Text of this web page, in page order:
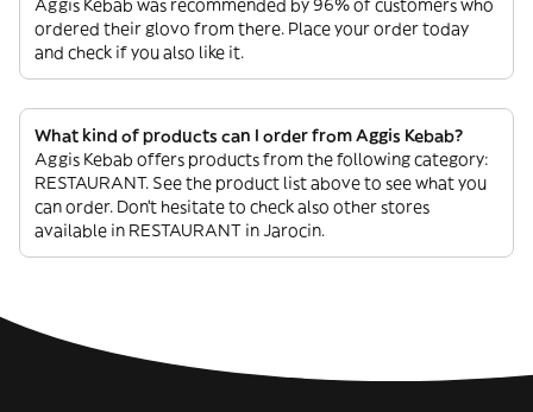
Aggis Kebab was recommended by 96% of customers who
ordered their glovo from there. Place your order today
and check if you also like it.
What kind of products can I order from Aggis Kebab?
Aggis Kebab offers products from the following category:
RESTAURANT. See the product list above to see what you
can order. Don’t hesitate to check also other stores
available in RESTAURANT in Jarocin.